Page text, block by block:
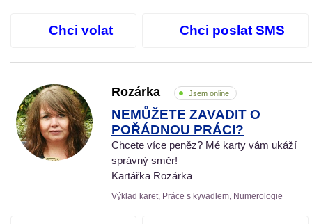
Chci volat Chci poslat SMS
Rozárka Jsem online
NEMŮŽETE ZAVADIT O
POŘÁDNOU PRÁCI?
Chcete více peněz? Mé karty vám ukáží
správný směr!
Kartářka Rozárka
Výklad karet, Práce s kyvadlem, Numerologie